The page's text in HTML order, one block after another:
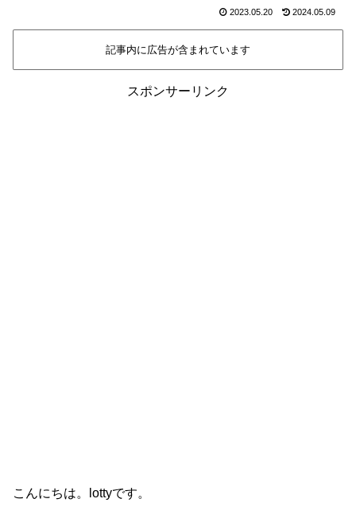
2023.05.20 2024.05.09
記事内に広告が含まれています
スポンサーリンク
こんにちは。lottyです。